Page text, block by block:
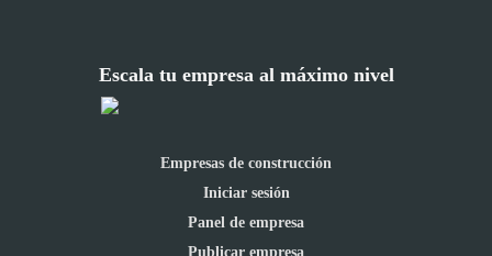
Escala tu empresa al máximo nivel
Empresas de construcción
Iniciar sesión
Panel de empresa
Publicar empresa